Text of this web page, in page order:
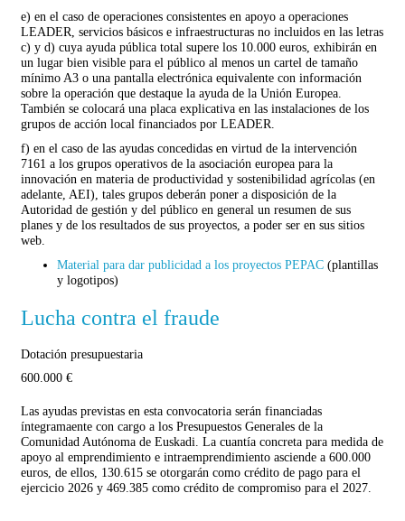
e) en el caso de operaciones consistentes en apoyo a operaciones
LEADER, servicios básicos e infraestructuras no incluidos en las letras
c) y d) cuya ayuda pública total supere los 10.000 euros, exhibirán en
un lugar bien visible para el público al menos un cartel de tamaño
mínimo A3 o una pantalla electrónica equivalente con información
sobre la operación que destaque la ayuda de la Unión Europea.
También se colocará una placa explicativa en las instalaciones de los
grupos de acción local financiados por LEADER.
f) en el caso de las ayudas concedidas en virtud de la intervención
7161 a los grupos operativos de la asociación europea para la
innovación en materia de productividad y sostenibilidad agrícolas (en
adelante, AEI), tales grupos deberán poner a disposición de la
Autoridad de gestión y del público en general un resumen de sus
planes y de los resultados de sus proyectos, a poder ser en sus sitios
web.
Material para dar publicidad a los proyectos PEPAC (plantillas
y logotipos)
Lucha contra el fraude
Dotación presupuestaria
600.000 €
Las ayudas previstas en esta convocatoria serán financiadas
íntegramaente con cargo a los Presupuestos Generales de la
Comunidad Autónoma de Euskadi. La cuantía concreta para medida de
apoyo al emprendimiento e intraemprendimiento asciende a 600.000
euros, de ellos, 130.615 se otorgarán como crédito de pago para el
ejercicio 2026 y 469.385 como crédito de compromiso para el 2027.